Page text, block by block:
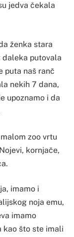
jedva čekala
ženka stara
daleka putovala
puta naš ranč
nekih 7 dana,
upoznamo i da
zoo vrtu
kornjače,
imamo i
noja emu,
imamo
kao što ste imali